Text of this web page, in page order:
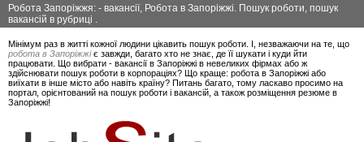
Робота Запоріжжя: - вакансії, Робота в Запоріжжі. Пошук роботи, пошук
вакансій в рубриці .
Мінімум раз в житті кожної людини цікавить пошук роботи. І, незважаючи на те, що
робота в Запоріжжіє завжди, багато хто не знає, де її шукати і куди йти
працювати. Що вибрати - вакансії в Запоріжжі в невеликих фірмах або ж
здійснювати пошук роботи в корпораціях? Що краще: робота в Запоріжжі або
виїхати в інше місто або навіть країну? Питань багато, тому ласкаво просимо на
портал, орієнтований на пошук роботи і вакансій, а також розміщення резюме в
Запоріжжі!